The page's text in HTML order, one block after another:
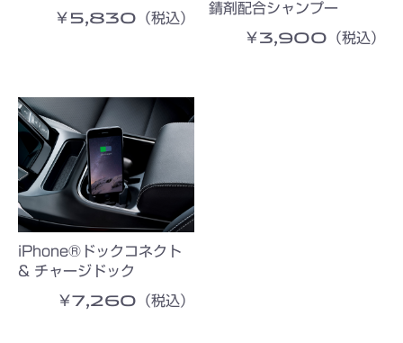
￥5,830（税込）
錆剤配合シャンプー
￥3,900（税込）
iPhone®ドックコネクト
& チャージドック
￥7,260（税込）